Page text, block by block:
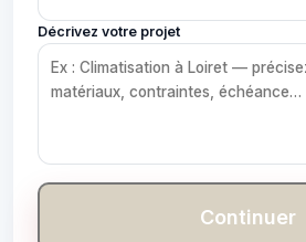
Décrivez votre projet
Continuer